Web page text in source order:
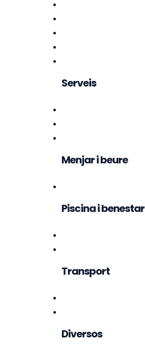
Serveis
Menjar i beure
Piscina i benestar
Transport
Diversos